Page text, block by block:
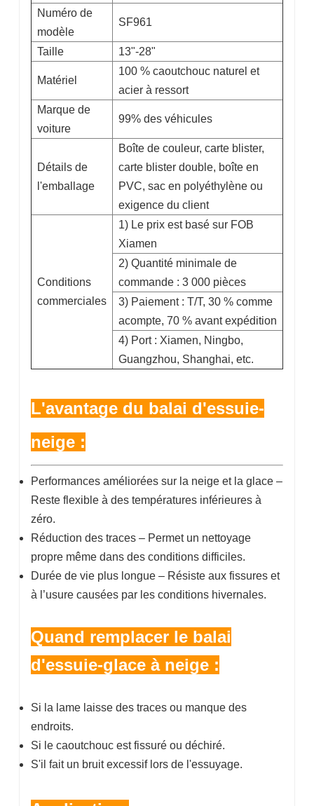
Numéro de
modèle
SF961
Taille 13"-28"
Matériel
100 % caoutchouc naturel et
acier à ressort
Marque de
voiture
99% des véhicules
Détails de
l'emballage
Boîte de couleur, carte blister,
carte blister double, boîte en
PVC, sac en polyéthylène ou
exigence du client
Conditions
commerciales
1) Le prix est basé sur FOB
Xiamen
2) Quantité minimale de
commande : 3 000 pièces
3) Paiement : T/T, 30 % comme
acompte, 70 % avant expédition
4) Port : Xiamen, Ningbo,
Guangzhou, Shanghai, etc.
L'avantage du balai d'essuie-
neige :
Performances améliorées sur la neige et la glace –
Reste flexible à des températures inférieures à
zéro.
Réduction des traces – Permet un nettoyage
propre même dans des conditions difficiles.
Durée de vie plus longue – Résiste aux fissures et
à l’usure causées par les conditions hivernales.
Quand remplacer le balai
d'essuie-glace à neige :
Si la lame laisse des traces ou manque des
endroits.
Si le caoutchouc est fissuré ou déchiré.
S'il fait un bruit excessif lors de l'essuyage.